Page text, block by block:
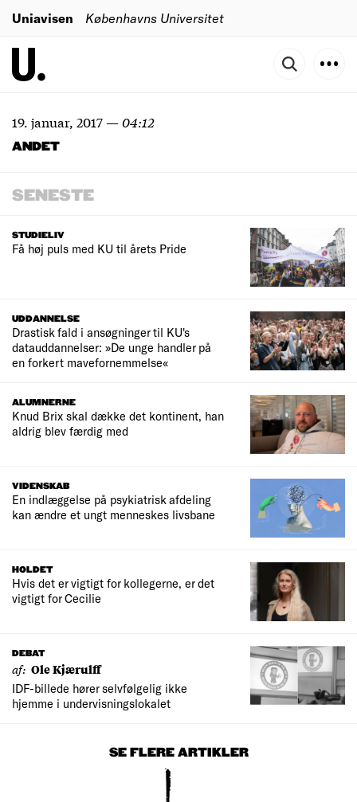
Uniavisen Københavns Universitet
19. januar, 2017—04:12
ANDET
SENESTE
STUDIELIV
Få høj puls med KU til årets Pride
UDDANNELSE
Drastisk fald i ansøgninger til KU's
datauddannelser: »De unge handler på
en forkert mavefornemmelse«
ALUMNERNE
Knud Brix skal dække det kontinent, han
aldrig blev færdig med
VIDENSKAB
En indlæggelse på psykiatrisk afdeling
kan ændre et ungt menneskes livsbane
HOLDET
Hvis det er vigtigt for kollegerne, er det
vigtigt for Cecilie
DEBAT
af: Ole Kjærulff
IDF-billede hører selvfølgelig ikke
hjemme i undervisningslokalet
SE FLERE ARTIKLER